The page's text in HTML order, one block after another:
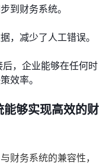
到财务系统。
，减少了人工错误。
，企业能够在任何时
效率。
能够实现高效的财
财务系统的兼容性，